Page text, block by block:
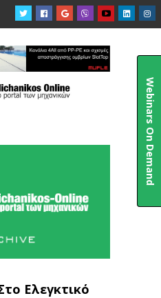

Ελεγκτικό
Webinars On Demand